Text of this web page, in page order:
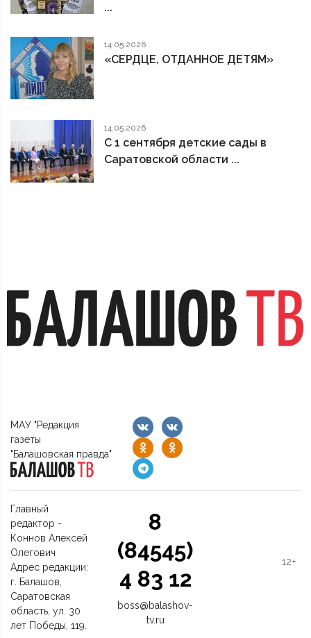
...
14.05.2026
«СЕРДЦЕ, ОТДАННОЕ ДЕТЯМ»
14.05.2026
С 1 сентября детские сады в
Саратовской области ...
МАУ "Редакция
газеты
"Балашовская правда"
Главный
редактор -
Коннов Алексей
Олегович
Адрес редакции:
г. Балашов,
Саратовская
область, ул. 30
лет Победы, 119.
8
(84545)
4 83 12
boss@balashov-
tv.ru
12+